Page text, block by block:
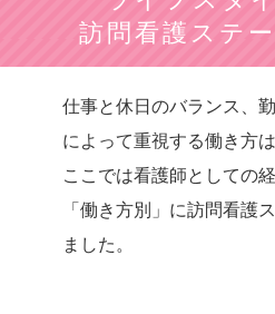
up訪問看護リハビリステーシ
アエルバ訪問看護ステーショ
つむぐ訪問看護ステーション
ニチイの介護（ニチイ学館）
訪問看護ステーションみなも
訪問看護ステーション都葦
訪問看護ステ
仕事と休日のバランス、
によって重視する働き方は
ここでは看護師としての
「働き方別」に訪問看護
ました。